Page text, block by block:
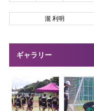
瀧 利明
ギャラリー